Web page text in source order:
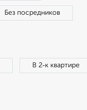
Без посредников
В 2‑к квартире